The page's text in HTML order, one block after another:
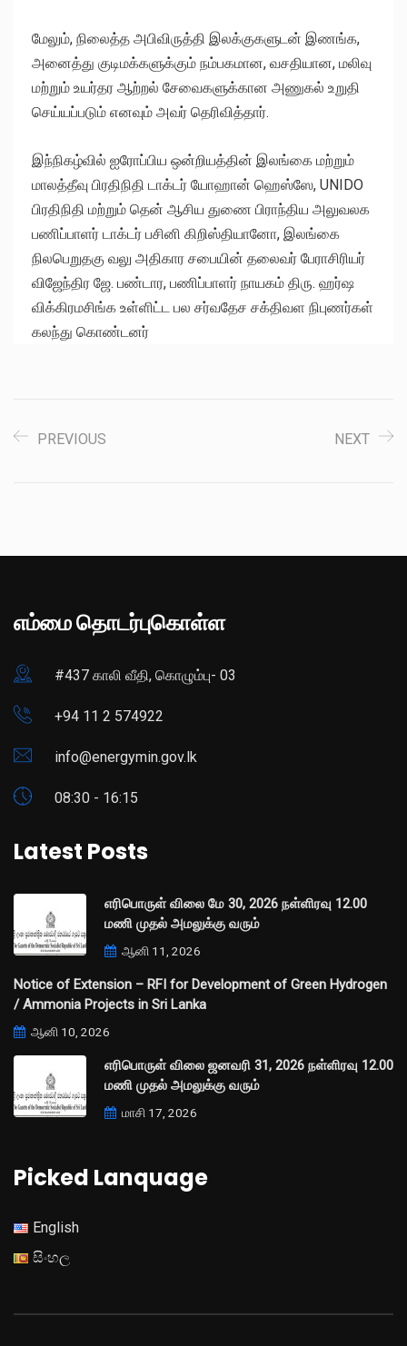
மேலும், நிலைத்த அபிவிருத்தி இலக்குகளுடன் இணங்க,
அனைத்து குடிமக்களுக்கும் நம்பகமான, வசதியான, மலிவு
மற்றும் உயர்தர ஆற்றல் சேவைகளுக்கான அணுகல் உறுதி
செய்யப்படும் எனவும் அவர் தெரிவித்தார்.
இந்நிகழ்வில் ஐரோப்பிய ஒன்றியத்தின் இலங்கை மற்றும்
மாலத்தீவு பிரதிநிதி டாக்டர் யோஹான் ஹெஸ்ஸே, UNIDO
பிரதிநிதி மற்றும் தென் ஆசிய துணை பிராந்திய அலுவலக
பணிப்பாளர் டாக்டர் பசினி கிறிஸ்தியானோ, இலங்கை
நிலபெறுதகு வலு அதிகார சபையின் தலைவர் பேராசிரியர்
விஜேந்திர ஜே. பண்டார, பணிப்பாளர் நாயகம் திரு. ஹர்ஷ
விக்கிரமசிங்க உள்ளிட்ட பல சர்வதேச சக்திவள நிபுணர்கள்
கலந்து கொண்டனர்
PREVIOUS NEXT
எம்மை தொடர்புகொள்ள
#437 காலி வீதி, கொழும்பு- 03
+94 11 2 574922
info@energymin.gov.lk
08:30 - 16:15
Latest Posts
எரிபொருள் விலை மே 30, 2026 நள்ளிரவு 12.00
மணி முதல் அமலுக்கு வரும்
ஆனி 11, 2026
Notice of Extension – RFI for Development of Green Hydrogen
/ Ammonia Projects in Sri Lanka
ஆனி 10, 2026
எரிபொருள் விலை ஜனவரி 31, 2026 நள்ளிரவு 12.00
மணி முதல் அமலுக்கு வரும்
மாசி 17, 2026
Picked Lanquage
English
සිංහල